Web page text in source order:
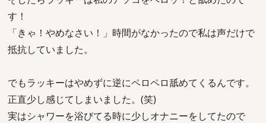
す！
「きゃ！やめなさい！」時間がなかったので私は声だけで
抵抗していました。
でもラッキーはやめずに逆にペロペロ舐めてくるんです。
正直少し感じてしまいました。(笑)
実はシャワーを浴びてる時に少しオナニーをしてたので